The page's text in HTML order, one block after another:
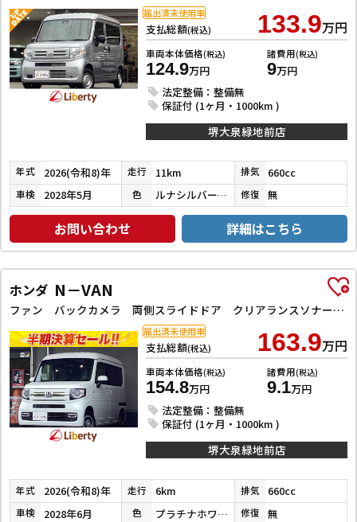
支払総額(税込) 133.9万円
車両本体価格(税込)
124.9万円
諸費用(税込)
9万円
法定整備：整備無
保証付 (1ヶ月・1000km )
届出済未使用車
堺大泉緑地前店
年式 2026(令和8)年 走行 11km 排気 660cc
車検 2028年5月 色 ルナシルバーメタリック 修復 無
お問い合わせ 詳細はこちら
ホンダ N－VAN
ファン バックカメラ 両側スライドドア クリアランスソナー オートクルーズコントロール レーンアシスト 衝突被害軽減システム オートライト スマートキー アイドリングストップ 電動格納ミラー CVT ABS
支払総額(税込) 163.9万円
車両本体価格(税込)
154.8万円
諸費用(税込)
9.1万円
法定整備：整備無
保証付 (1ヶ月・1000km )
届出済未使用車
堺大泉緑地前店
年式 2026(令和8)年 走行 6km 排気 660cc
車検 2028年6月 色 プラチナホワイトパール 修復 無